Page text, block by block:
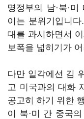
명정부의 남·북·
이는 분위기입니
대를 과시하면서
보폭을 넓히기가
다만 일각에선 김
고 미국과의 대화
공고히 하기 위한
이 북·미 간 중국